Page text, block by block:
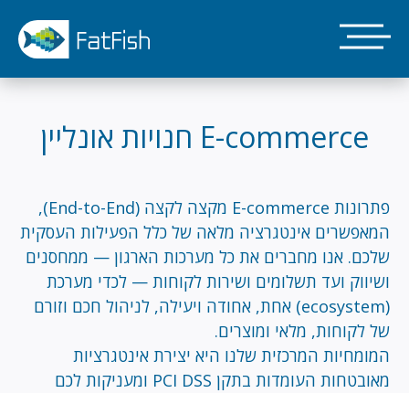
לתוכן
העיקרי
E-commerce חנויות אונליין
פתרונות E-commerce מקצה לקצה (End-to-End),
המאפשרים אינטגרציה מלאה של כלל הפעילות העסקית
שלכם. אנו מחברים את כל מערכות הארגון — ממחסנים
ושיווק ועד תשלומים ושירות לקוחות — לכדי מערכת
(ecosystem) אחת, אחודה ויעילה, לניהול חכם וזורם
של לקוחות, מלאי ומוצרים.
המומחיות המרכזית שלנו היא יצירת אינטגרציות
מאובטחות העומדות בתקן PCI DSS ומעניקות לכם